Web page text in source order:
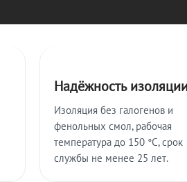
Надёжность
Изоляция без галогенов и
фенольных смол, рабочая
температура до 150 °C, срок
службы не менее 25 лет.